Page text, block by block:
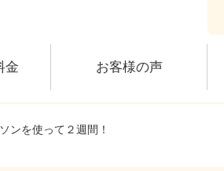
金 お客様の声
ンを使って２週間！